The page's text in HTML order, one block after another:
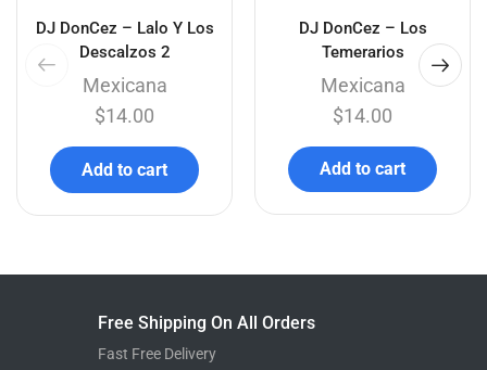
DJ DonCez – Lalo Y Los
Descalzos 2
Mexicana
$14.00
Add to cart
DJ DonCez – Los
Temerarios
Mexicana
$14.00
Add to cart
Free Shipping On All Orders
Fast Free Delivery